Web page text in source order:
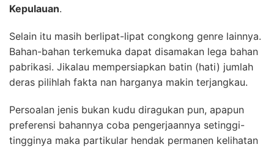
Kepulauan.
Selain itu masih berlipat-lipat congkong genre lainnya.
Bahan-bahan terkemuka dapat disamakan lega bahan
pabrikasi. Jikalau mempersiapkan batin (hati) jumlah
deras pilihlah fakta nan harganya makin terjangkau.
Persoalan jenis bukan kudu diragukan pun, apapun
preferensi bahannya coba pengerjaannya setinggi-
tingginya maka partikular hendak permanen kelihatan